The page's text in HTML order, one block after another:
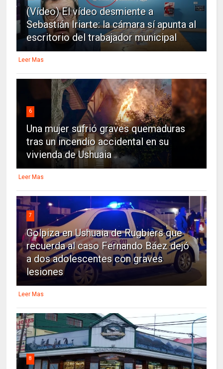
(Vídeo) El vídeo desmiente a
Sebastián Iriarte: la cámara sí apunta al
escritorio del trabajador municipal
Leer Mas
6
Una mujer sufrió graves quemaduras
tras un incendio accidental en su
vivienda de Ushuaia
Leer Mas
7
Golpiza en Ushuaia de Rugbiers que
recuerda al caso Fernando Báez dejó
a dos adolescentes con graves
lesiones
Leer Mas
8